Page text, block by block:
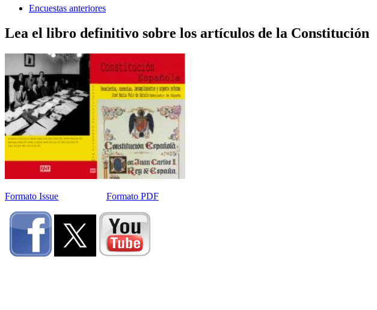
Encuestas anteriores
Lea el libro definitivo sobre los artículos de la Constitución
Formato Issue Formato PDF